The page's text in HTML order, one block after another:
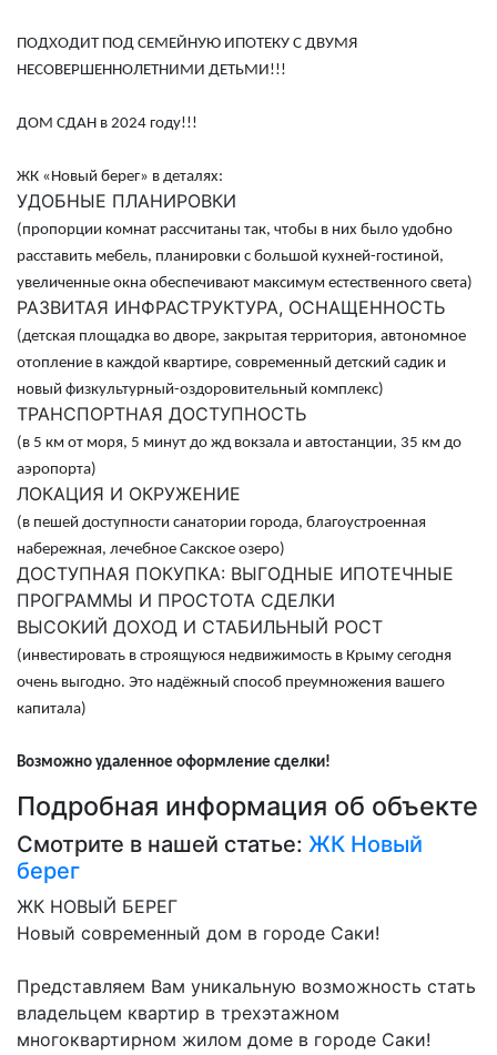
ПОДХОДИТ ПОД СЕМЕЙНУЮ ИПОТЕКУ С ДВУМЯ
НЕСОВЕРШЕННОЛЕТНИМИ ДЕТЬМИ!!!
ДОМ СДАН в 2024 году!!!
ЖК «Новый берег» в деталях:
УДОБНЫЕ ПЛАНИРОВКИ
(пропорции комнат рассчитаны так, чтобы в них было удобно
расставить мебель, планировки с большой кухней-гостиной,
увеличенные окна обеспечивают максимум естественного света)
РАЗВИТАЯ ИНФРАСТРУКТУРА, ОСНАЩЕННОСТЬ
(детская площадка во дворе, закрытая территория, автономное
отопление в каждой квартире, современный детский садик и
новый физкультурный-оздоровительный комплекс)
ТРАНСПОРТНАЯ ДОСТУПНОСТЬ
(в 5 км от моря, 5 минут до жд вокзала и автостанции, 35 км до
аэропорта)
ЛОКАЦИЯ И ОКРУЖЕНИЕ
(в пешей доступности санатории города, благоустроенная
набережная, лечебное Сакское озеро)
ДОСТУПНАЯ ПОКУПКА: ВЫГОДНЫЕ ИПОТЕЧНЫЕ
ПРОГРАММЫ И ПРОСТОТА СДЕЛКИ
ВЫСОКИЙ ДОХОД И СТАБИЛЬНЫЙ РОСТ
(инвестировать в строящуюся недвижимость в Крыму сегодня
очень выгодно. Это надёжный способ преумножения вашего
капитала)
Возможно удаленное оформление сделки!
Подробная информация об объекте
Смотрите в нашей статье: ЖК Новый
берег
ЖК НОВЫЙ БЕРЕГ
Новый современный дом в городе Саки!
Представляем Вам уникальную возможность стать
владельцем квартир в трехэтажном
многоквартирном жилом доме в городе Саки!